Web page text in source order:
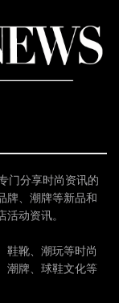
门分享时尚资讯的
牌、潮牌等新品和
动资讯。
鞋靴、潮玩等时尚
潮牌、球鞋文化等